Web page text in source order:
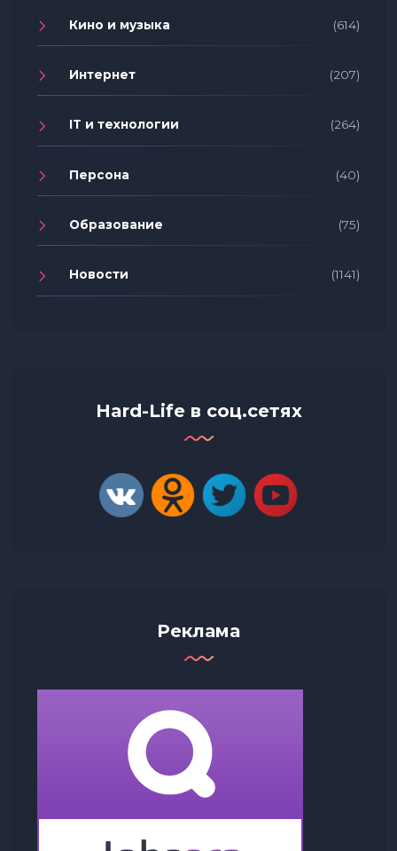
Кино и музыка (614)
Интернет (207)
IT и технологии (264)
Персона (40)
Образование (75)
Новости (1141)
Hard-Life в соц.сетях
Реклама